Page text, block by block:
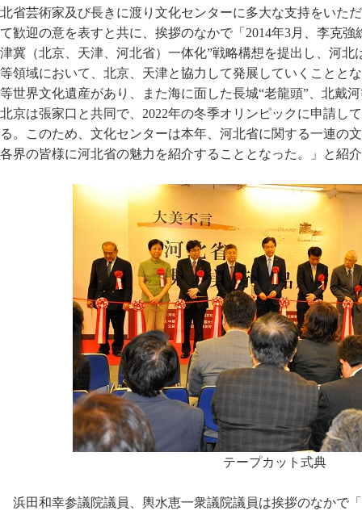
北省芸術家及び長きに渡り文化センターに多大な支持をいた
て歓迎の意を表すと共に、挨拶のなかで「2014年3月、李克強
津冀（北京、天津、河北省）一体化”戦略構想を提出し、河
等領域において、北京、天津と協力して発展していくことと
等世界文化遺産があり、また海に面した長城“老龍頭”、北戴
北京は張家口と共同で、2022年の冬季オリンピックに申請し
る。このため、文化センターは本年、河北省に関する一連の
各界の皆様に河北省の魅力を紹介することとなった。」と
テープカット式典
浜田和幸参議院議員、輿水恵一衆議院議員は挨拶のなかで